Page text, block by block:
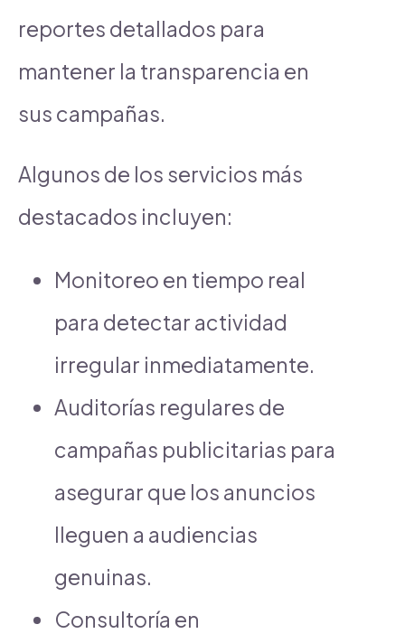
reportes detallados para
mantener la transparencia en
sus campañas.
Algunos de los servicios más
destacados incluyen:
Monitoreo en tiempo real
para detectar actividad
irregular inmediatamente.
Auditorías regulares de
campañas publicitarias para
asegurar que los anuncios
lleguen a audiencias
genuinas.
Consultoría en